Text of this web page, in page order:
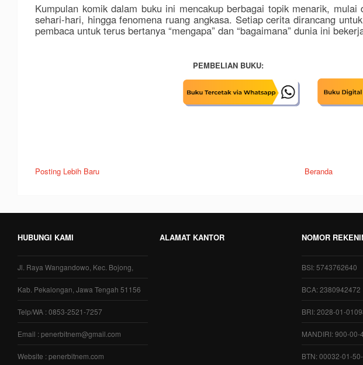
Kumpulan komik dalam buku ini mencakup berbagai topik menarik,
sehari-hari, hingga fenomena ruang angkasa. Setiap cerita dirancang
pembaca untuk terus bertanya “mengapa” dan “bagaimana” dunia ini
PEMBELIAN BUKU:
Posting Lebih Baru Beranda
HUBUNGI KAMI
Jl. Raya Wangandowo, Kec. Bojong,
Kab. Pekalongan, Jawa Tengah 51156
Telp/WA : 0853-2521-7257
Email : penerbitnem@gmail.com
Website : penerbitnem.com
ALAMAT KANTOR NOMOR
BSI: 5743762640
BCA: 2380942472
BRI: 2028-01-
MANDIRI: 900-00-
BTN: 00032-01-